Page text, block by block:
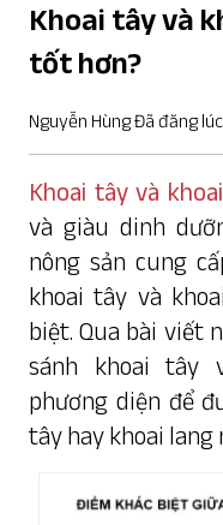
Khoai tây và
tốt hơn?
Nguyễn Hùng Đã đăng
Khoai tây và
và giàu dinh
nông sản cung
khoai tây và
biệt. Qua bài viết
sánh khoai tây
phương diện để
tây hay khoai lang